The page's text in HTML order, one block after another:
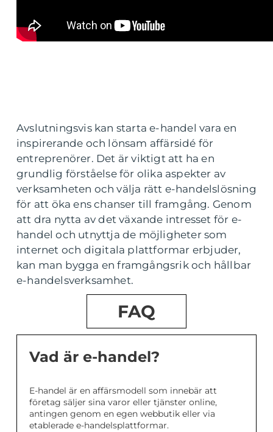
Avslutningsvis kan starta e-handel vara en
inspirerande och lönsam affärsidé för
entreprenörer. Det är viktigt att ha en
grundlig förståelse för olika aspekter av
verksamheten och välja rätt e-handelslösning
för att öka ens chanser till framgång. Genom
att dra nytta av det växande intresset för e-
handel och utnyttja de möjligheter som
internet och digitala plattformar erbjuder,
kan man bygga en framgångsrik och hållbar
e-handelsverksamhet.
FAQ
Vad är e-handel?
E-handel är en affärsmodell som innebär att
företag säljer sina varor eller tjänster online,
antingen genom en egen webbutik eller via
etablerade e-handelsplattformar.